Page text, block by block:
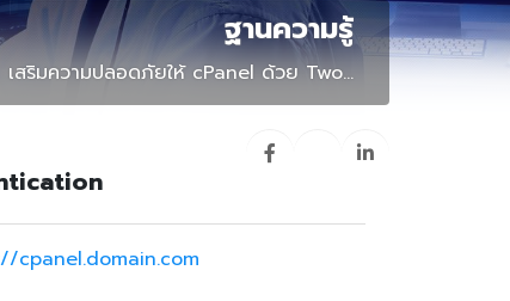
ฐานความรู้
เสริมความปลอดภัยให้ cPanel ด้วย Two...
cpanel.domain.com